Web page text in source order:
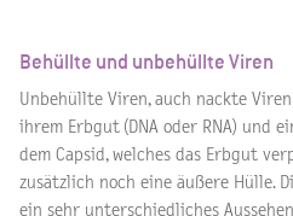
Behüllte und unbehüllte Viren
Unbehüllte Viren, auch nackte
ihrem Erbgut (DNA oder RNA) und
dem Capsid, welches das Erbgut
zusätzlich noch eine äußere Hülle.
ein sehr unterschiedliches